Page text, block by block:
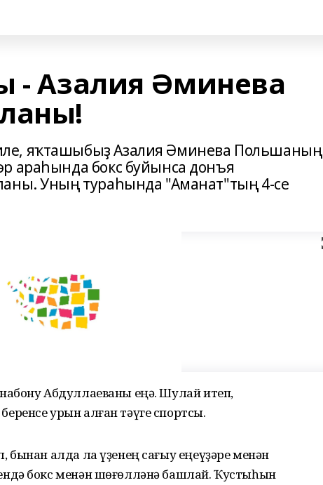
- Азалия Әминева
яҡташыбыҙ Азалия Әминева Польшаның
араһында бокс буйынса донъя
Уның тураһында "Аманат"тың 4-се
Абдуллаеваны еңә. Шулай итеп,
урын алған тәүге спортсы.
алда ла үҙенең сағыу еңеүҙәре менән
бокс менән шөғөлләнә башлай. Ҡустыһын